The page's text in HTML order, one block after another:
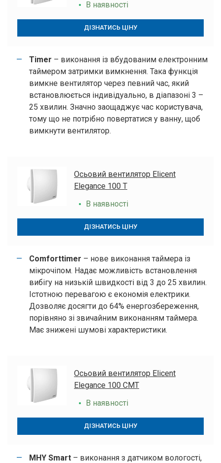
В наявності
ДІЗНАТИСЬ ЦІНУ
Timer – виконання із вбудованим електронним
таймером затримки вимкнення. Така функція
вимкне вентилятор через певний час, який
встановлюється індивідуально, в діапазоні 3 –
25 хвилин. Значно заощаджує час користувача,
тому що не потрібно повертатися у ванну, щоб
вимкнути вентилятор.
Осьовий вентилятор Elicent
Elegance 100 T
В наявності
ДІЗНАТИСЬ ЦІНУ
Comforttimer – нове виконання таймера із
мікрочіпом. Надає можливість встановлення
вибігу на низькій швидкості від 3 до 25 хвилин.
Істотною перевагою є економія електрики.
Дозволяє досягти до 64% енергозбереження,
порівняно зі звичайним виконанням таймера.
Має знижені шумові характеристики.
Осьовий вентилятор Elicent
Elegance 100 CMT
В наявності
ДІЗНАТИСЬ ЦІНУ
MHY Smart – виконання з датчиком вологості,
Дякуємо
за заявку!
Ваші дані
Залишайте заявку
Ми зв’яжемося з вами найближчим часом.
Натискаючи кнопку “Надіслати”, ви погоджуєтесь з
персональних даних